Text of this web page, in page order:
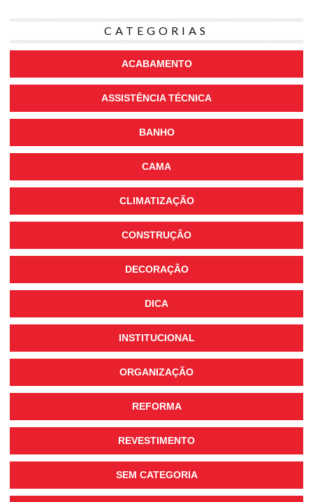
CATEGORIAS
ACABAMENTO
ASSISTÊNCIA TÉCNICA
BANHO
CAMA
CLIMATIZAÇÃO
CONSTRUÇÃO
DECORAÇÃO
DICA
INSTITUCIONAL
ORGANIZAÇÃO
REFORMA
REVESTIMENTO
SEM CATEGORIA